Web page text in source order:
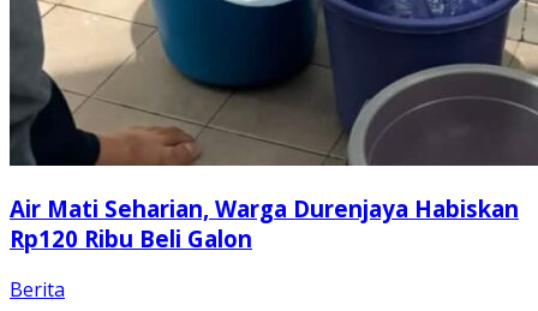
Air Mati Seharian, Warga Durenjaya Habiskan
Rp120 Ribu Beli Galon
Berita